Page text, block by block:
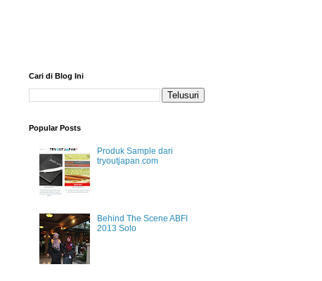
Cari di Blog Ini
Popular Posts
Produk Sample dari
tryoutjapan.com
Behind The Scene ABFI
2013 Solo